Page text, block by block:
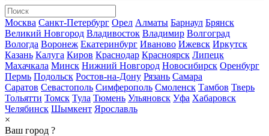
Москва Санкт-Петербург Орел Алматы Барнаул Брянск
Великий Новгород Владивосток Владимир Волгоград
Вологда Воронеж Екатеринбург Иваново Ижевск Иркутск
Казань Калуга Киров Краснодар Красноярск Липецк
Махачкала Минск Нижний Новгород Новосибирск Оренбург
Пермь Подольск Ростов-на-Дону Рязань Самара
Саратов Севастополь Симферополь Смоленск Тамбов Тверь
Тольятти Томск Тула Тюмень Ульяновск Уфа Хабаровск
Челябинск Шымкент Ярославль
×
Ваш город ?